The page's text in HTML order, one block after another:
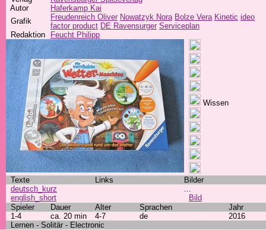
Autor
Haferkamp Kai
Grafik
Freudenreich Oliver Nowatzyk Nora Bolze Vera Kinetic ideo
factor product DE Ravensurger Serviceplan
Redaktion
Feucht Philipp
Wissen
Texte Links
Bilder
deutsch_kurz
english_short
...
Bild
Spieler
Dauer Alter Sprachen
Jahr
1-4
ca. 20 min 4-7 de
2016
Lernen - Solitär - Electronic